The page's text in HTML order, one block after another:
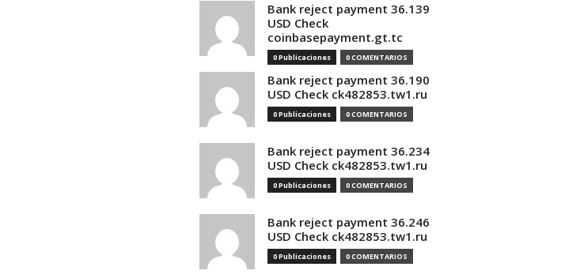
Bank reject payment 36.139
USD Check
coinbasepayment.gt.tc
0 Publicaciones 0 COMENTARIOS
Bank reject payment 36.190
USD Check ck482853.tw1.ru
0 Publicaciones 0 COMENTARIOS
Bank reject payment 36.234
USD Check ck482853.tw1.ru
0 Publicaciones 0 COMENTARIOS
Bank reject payment 36.246
USD Check ck482853.tw1.ru
0 Publicaciones 0 COMENTARIOS